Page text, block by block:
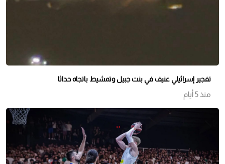
تفجير إسرائيلي عنيف في بنت جبيل وتمشيط باتجاه حداثا
منذ 5 أيام